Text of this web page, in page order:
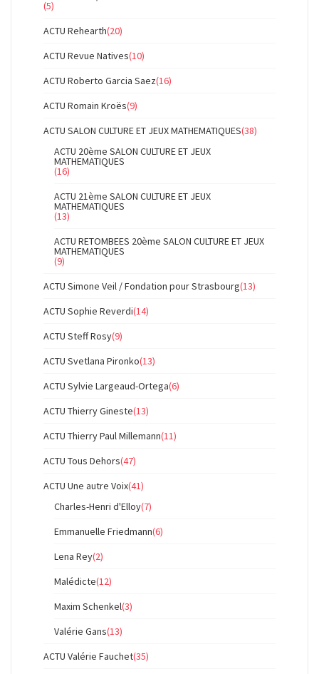
(5)
ACTU Rehearth(20)
ACTU Revue Natives(10)
ACTU Roberto Garcia Saez(16)
ACTU Romain Kroës(9)
ACTU SALON CULTURE ET JEUX MATHEMATIQUES(38)
ACTU 20ème SALON CULTURE ET JEUX
MATHEMATIQUES
(16)
ACTU 21ème SALON CULTURE ET JEUX
MATHEMATIQUES
(13)
ACTU RETOMBEES 20ème SALON CULTURE ET JEUX
MATHEMATIQUES
(9)
ACTU Simone Veil / Fondation pour Strasbourg(13)
ACTU Sophie Reverdi(14)
ACTU Steff Rosy(9)
ACTU Svetlana Pironko(13)
ACTU Sylvie Largeaud-Ortega(6)
ACTU Thierry Gineste(13)
ACTU Thierry Paul Millemann(11)
ACTU Tous Dehors(47)
ACTU Une autre Voix(41)
Charles-Henri d'Elloy(7)
Emmanuelle Friedmann(6)
Lena Rey(2)
Malédicte(12)
Maxim Schenkel(3)
Valérie Gans(13)
ACTU Valérie Fauchet(35)